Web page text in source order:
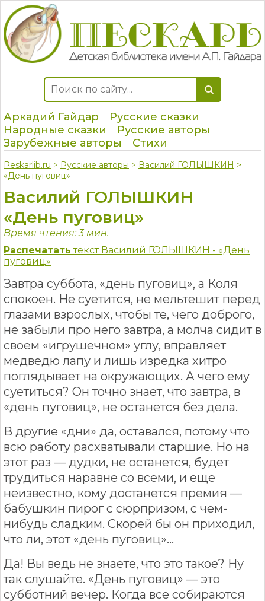
Аркадий Гайдар
Русские сказки
Народные сказки
Русские авторы
Зарубежные авторы
Стихи
Peskarlib.ru > Русские авторы > Василий ГОЛЫШКИН >
«День пуговиц»
Василий ГОЛЫШКИН
«День пуговиц»
Время чтения: 3 мин.
Распечатать текст Василий ГОЛЫШКИН - «День
пуговиц»
Завтра суббота, «день пуговиц», а Коля
спокоен. Не суетится, не мельтешит перед
глазами взрослых, чтобы те, чего доброго,
не забыли про него завтра, а молча сидит в
своем «игрушечном» углу, вправляет
медведю лапу и лишь изредка хитро
поглядывает на окружающих. А чего ему
суетиться? Он точно знает, что завтра, в
«день пуговиц», не останется без дела.
В другие «дни» да, оставался, потому что
всю работу расхватывали старшие. Но на
этот раз — дудки, не останется, будет
трудиться наравне со всеми, и еще
неизвестно, кому достанется премия —
бабушкин пирог с сюрпризом, с чем-
нибудь сладким. Скорей бы он приходил,
что ли, этот «день пуговиц»…
Да! Вы ведь не знаете, что это такое? Ну
так слушайте. «День пуговиц» — это
субботний вечер. Когда все собираются